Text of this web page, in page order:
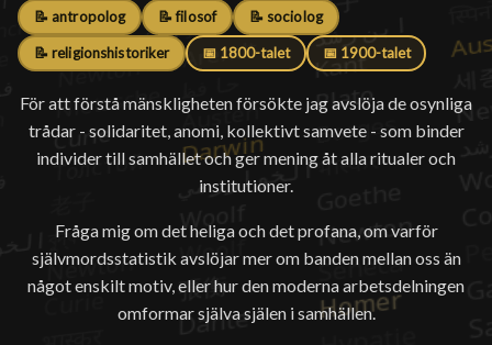
📝 antropolog 📝 filosof 📝 sociolog
📝 religionshistoriker 📅 1800-talet 📅 1900-talet
För att förstå mänskligheten försökte jag avslöja de osynliga
trådar - solidaritet, anomi, kollektivt samvete - som binder
individer till samhället och ger mening åt alla ritualer och
institutioner.
Fråga mig om det heliga och det profana, om varför
självmordsstatistik avslöjar mer om banden mellan oss än
något enskilt motiv, eller hur den moderna arbetsdelningen
omformar själva själen i samhällen.